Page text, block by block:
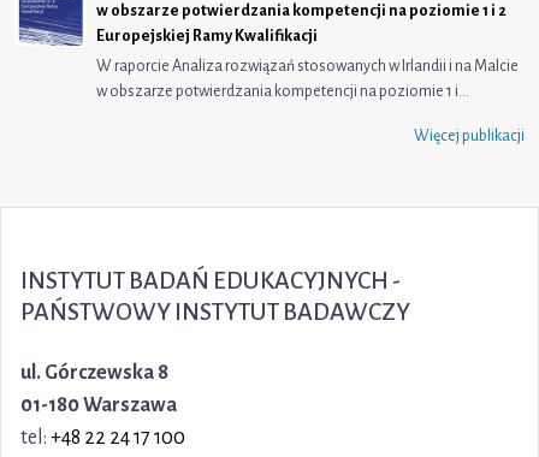
w obszarze potwierdzania kompetencji na poziomie 1 i 2
Europejskiej Ramy Kwalifikacji
W raporcie Analiza rozwiązań stosowanych w Irlandii i na Malcie
w obszarze potwierdzania kompetencji na poziomie 1 i…
Więcej publikacji
INSTYTUT BADAŃ EDUKACYJNYCH -
PAŃSTWOWY INSTYTUT BADAWCZY
ul. Górczewska 8
01-180 Warszawa
tel: +48 22 24 17 100